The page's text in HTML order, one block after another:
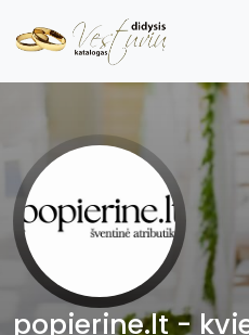
popierine.lt -